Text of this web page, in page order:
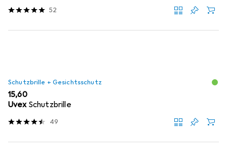
52
Schutzbrille + Gesichtsschutz
EUR
15,60
Uvex Schutzbrille
49